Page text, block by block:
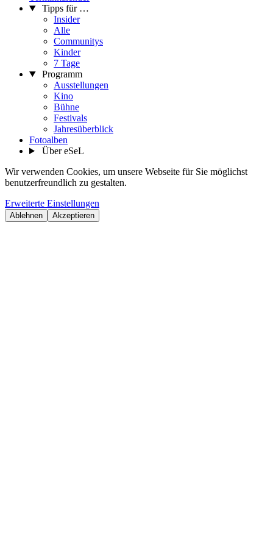
Tipps für …
Insider
Alle
Communitys
Kinder
7 Tage
Programm
Ausstellungen
Kino
Bühne
Festivals
Jahresüberblick
Fotoalben
Über eSeL
Wir verwenden Cookies, um unsere Webseite für Sie möglichst
benutzerfreundlich zu gestalten.
Erweiterte Einstellungen
Ablehnen Akzeptieren